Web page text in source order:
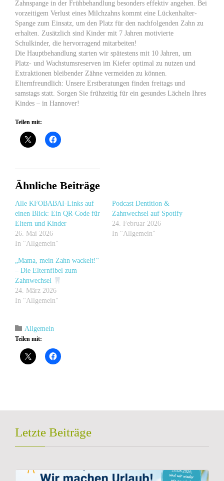
Zahnspange in der Frühbehandlung besonders effektiv angehen. Bei
vorzeitigem Verlust eines Milchzahns kommt eine Lückenhalter-
Spange zum Einsatz, um den Platz für den nachfolgenden Zahn zu
erhalten. Zusätzlich sind Kinder mit 7 Jahren motivierte
Schulkinder, die hervorragend mitarbeiten!
Die Hauptbehandlung starten wir spätestens mit 10 Jahren, um
Platz- und Wachstumsreserven im Kiefer optimal zu nutzen und
Extraktionen bleibender Zähne vermeiden zu können.
Elternfreundlich: Unsere Erstberatungen finden freitags und
samstags statt. Sorgen Sie frühzeitig für ein gesundes Lächeln Ihres
Kindes – in Hannover!
Teilen mit:
Ähnliche Beiträge
Alle KFOBABAI-Links auf
einen Blick: Ein QR-Code für
Eltern und Kinder
26. Mai 2026
In "Allgemein"
Podcast Dentition &
Zahnwechsel auf Spotify
24. Februar 2026
In "Allgemein"
„Mama, mein Zahn wackelt!“
– Die Elternfibel zum
Zahnwechsel
24. März 2026
In "Allgemein"
 Category
Allgemein
Teilen mit:
Letzte Beiträge